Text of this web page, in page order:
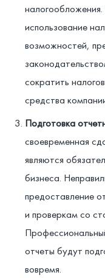
использование
возможностей,
сократить
средства
Подготовка
своевременная
являются
бизнеса.
предоставление
и проверкам со
отчеты будут
вовремя.